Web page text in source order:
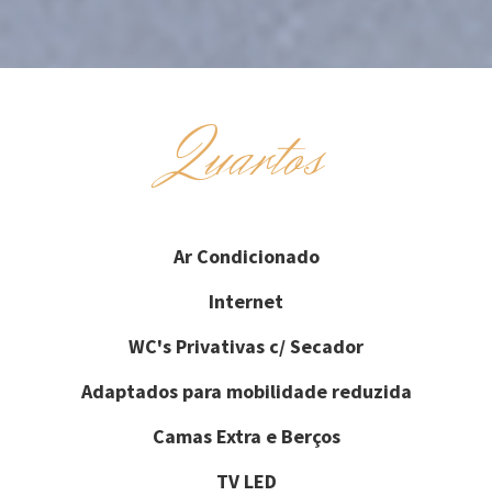
Quartos
Ar Condicionado
Internet
WC's Privativas c/ Secador
Adaptados para mobilidade reduzida
Camas Extra e Berços
TV LED